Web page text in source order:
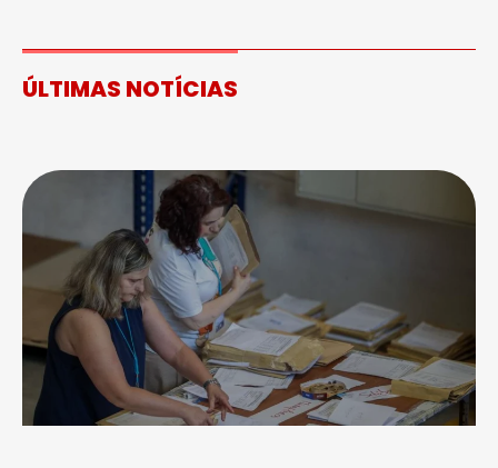
ÚLTIMAS NOTÍCIAS